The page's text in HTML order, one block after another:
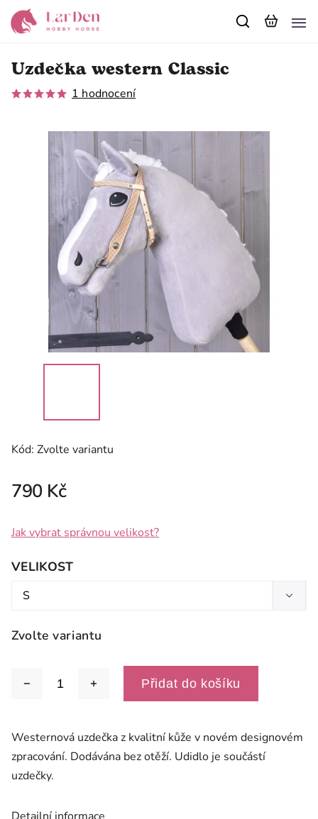
Uzdečka western Classic
1 hodnocení
Kód: Zvolte variantu
790 Kč
Zvolte variantu
Jak vybrat správnou velikost?
VELIKOST
Přidat do košíku
Westernová uzdečka z kvalitní kůže v novém designovém
zpracování. Dodávána bez otěží. Udidlo je součástí
uzdečky.